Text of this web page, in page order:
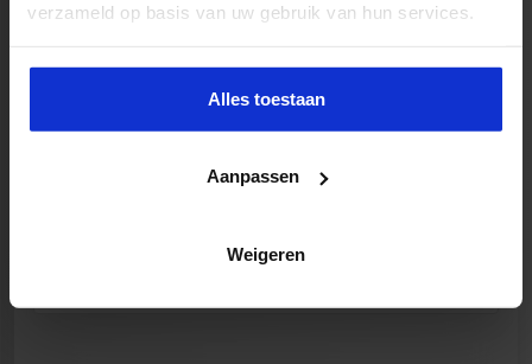
verzameld op basis van uw gebruik van hun services.
Alles toestaan
Aanpassen
Weigeren
Wil jij dat we op dit thema aanbod ontwikkelen?
Klik op onderstaande knop om je interesse te
Bij voldoende interesse gaan we zo snel mogelijk